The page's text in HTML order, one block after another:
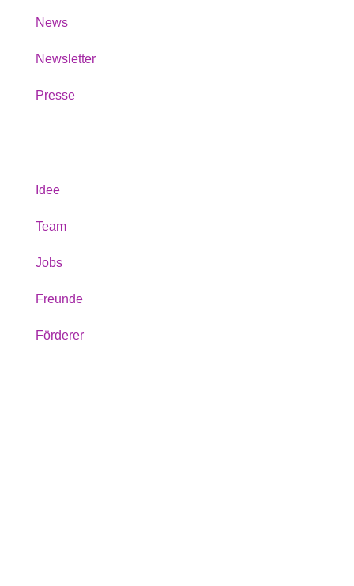
News
Newsletter
Presse
Idee
Team
Jobs
Freunde
Förderer